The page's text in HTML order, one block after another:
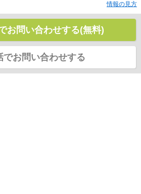
情報の見方
お問い合わせする(無料)
でお問い合わせする